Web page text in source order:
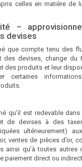
celles en matière de
–
devises
que compte tenu des
des devises, change du
des produits et leur
certaines
qu’il est redevable
de devises à des
ultérieurement)
ventes de pièces d’or,
ainsi qu’à toutes autres
paiement direct ou indirect.